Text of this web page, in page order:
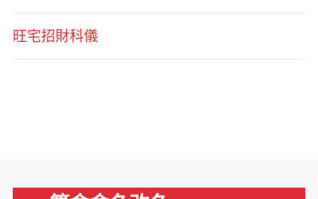
旺宅招財科儀